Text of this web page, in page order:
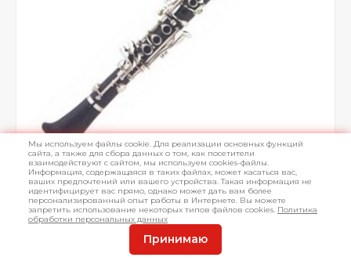
Мы используем файлы cookie. Для реализации основных функций
сайта, а также для сбора данных о том, как посетители
взаимодействуют с сайтом, мы используем cookies-файлы.
Информация, содержащаяся в таких файлах, может касаться вас,
ваших предпочтений или вашего устройства. Такая информация не
идентифицирует вас прямо, однако может дать вам более
персонализированный опыт работы в Интернете. Вы можете
запретить использование некоторых типов файлов cookies. Политика
обработки персональных данных
Принимаю